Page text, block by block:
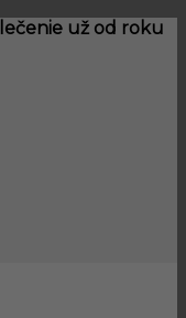
už od roku